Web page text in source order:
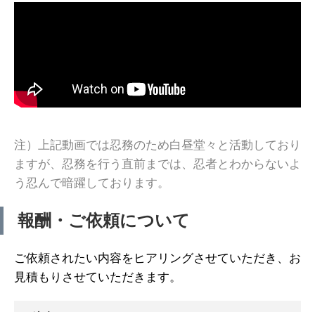
注）上記動画では忍務のため白昼堂々と活動しており
ますが、忍務を行う直前までは、忍者とわからないよ
う忍んで暗躍しております。
報酬・ご依頼について
ご依頼されたい内容をヒアリングさせていただき、お
見積もりさせていただきます。